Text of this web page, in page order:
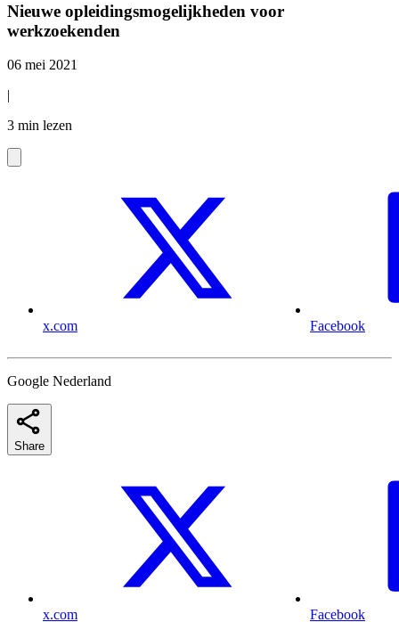
Nieuwe opleidingsmogelijkheden voor
werkzoekenden
06 mei 2021
|
3 min lezen
x.com Facebook
Google Nederland
Share
x.com Facebook